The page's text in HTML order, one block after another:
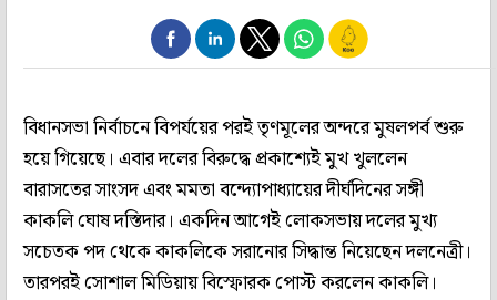
বিধানসভা নির্বাচনে বিপর্যয়ের পরই তৃণমূলের অন্দরে মুষলপর্ব শুরু
হয়ে গিয়েছে। এবার দলের বিরুদ্ধে প্রকাশ্যেই মুখ খুললেন
বারাসতের সাংসদ এবং মমতা বন্দ্যোপাধ্যায়ের দীর্ঘদিনের সঙ্গী
কাকলি ঘোষ দস্তিদার। একদিন আগেই লোকসভায় দলের মুখ্য
সচেতক পদ থেকে কাকলিকে সরানোর সিদ্ধান্ত নিয়েছেন দলনেত্রী।
তারপরই সোশাল মিডিয়ায় বিস্ফোরক পোস্ট করলেন কাকলি।